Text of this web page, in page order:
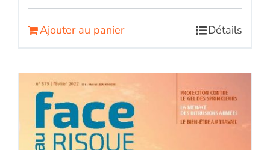
Ajouter au panier Détails